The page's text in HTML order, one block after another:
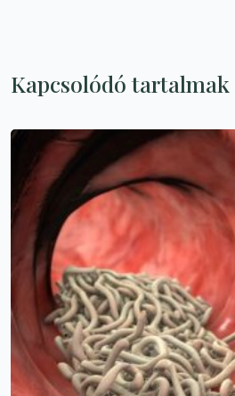
Kapcsolódó tartalmak